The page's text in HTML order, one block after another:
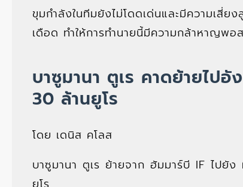
ขุมกำลังในทีมยังไม่โดดเด่นและมีความเ
เดือด ทำให้การทำนายนี้มีความกล้าหาญพอ
บาซูมานา ตูเร คาดย้ายไป
30 ล้านยูโร
โดย เดนิส คโลส
บาซูมานา ตูเร ย้ายจาก ฮัมมาร์บี IF ไปยั